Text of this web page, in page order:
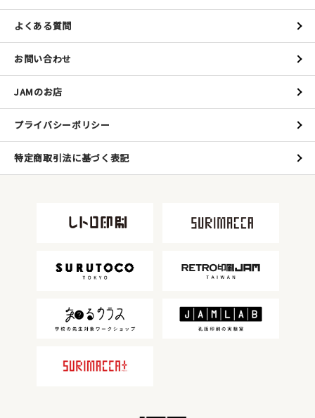
よくある質問
お問い合わせ
JAMのお店
プライバシーポリシー
特定商取引法に基づく表記